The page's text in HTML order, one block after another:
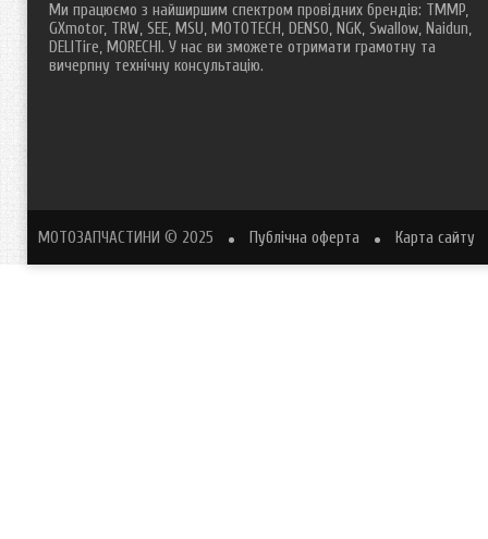
Ми працюємо з найширшим спектром провідних брендів: TMMP,
GXmotor, TRW, SEE, MSU, MOTOTECH, DENSO, NGK, Swallow, Naidun,
DELITire, MORECHI. У нас ви зможете отримати грамотну та
вичерпну технічну консультацію.
МОТОЗАПЧАСТИНИ © 2025 Публічна оферта Карта сайту